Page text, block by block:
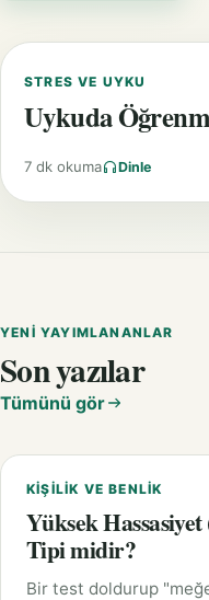
STRES VE UYKU
Uykuda
7 dk okuma Dinle
YENI YAYIMLANANLAR
Son yazılar
Tümünü gör
KIŞILIK VE BENLIK
Yüksek
Tipi midir?
Bir test doldurup